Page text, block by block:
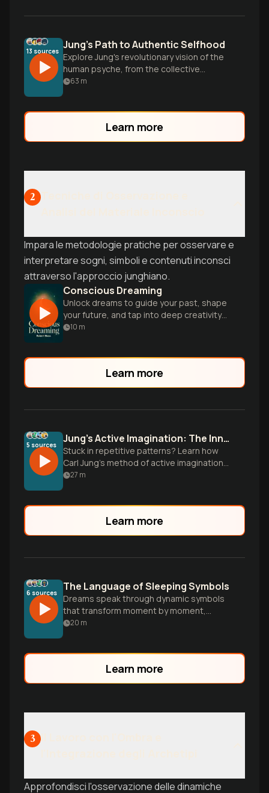
13 sources Jung's Path to Authentic Selfhood
Explore Jung's revolutionary vision of the
human psyche, from the collective
unconscious and archetypes to the
63 m
Learn more
2
Impara le metodologie pratiche per osservare e
interpretare sogni, simboli e contenuti inconsci
attraverso l'approccio junghiano.
Conscious Dreaming
Unlock dreams to guide your past, shape
your future, and tap into deep creativity
and intuition.
10 m
Learn more
5 sources Jung’s Active Imagination: The Inner Stage
Stuck in repetitive patterns? Learn how
Carl Jung’s method of active imagination
turns your inner thoughts into a dialogue
27 m
Learn more
6 sources The Language of Sleeping Symbols
Dreams speak through dynamic symbols
that transform moment by moment,
creating living metaphors where meaning
20 m
Learn more
3
Approfondisci l'osservazione delle dinamiche